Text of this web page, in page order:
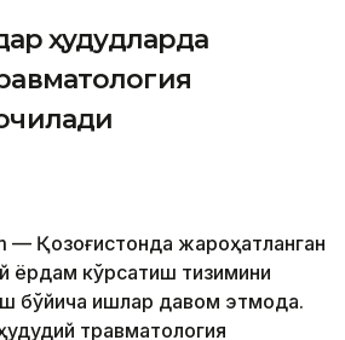
ҳудудларда
— Қозоғистонда жароҳатланган
ёрдам кўрсатиш тизимини
бўйича ишлар давом этмоқда.
травматология